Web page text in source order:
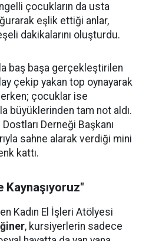
çocukların da usta
eşlik ettiği anlar,
dakikalarını oluşturdu.
baş başa gerçekleştirilen
çekip yakan top oynayarak
çocuklar ise
büyüklerinden tam not aldı.
Derneği Başkanı
sahne alarak verdiği mini
kattı.
Kaynaşıyoruz"
Kadın El İşleri Atölyesi
, kursiyerlerin sadece